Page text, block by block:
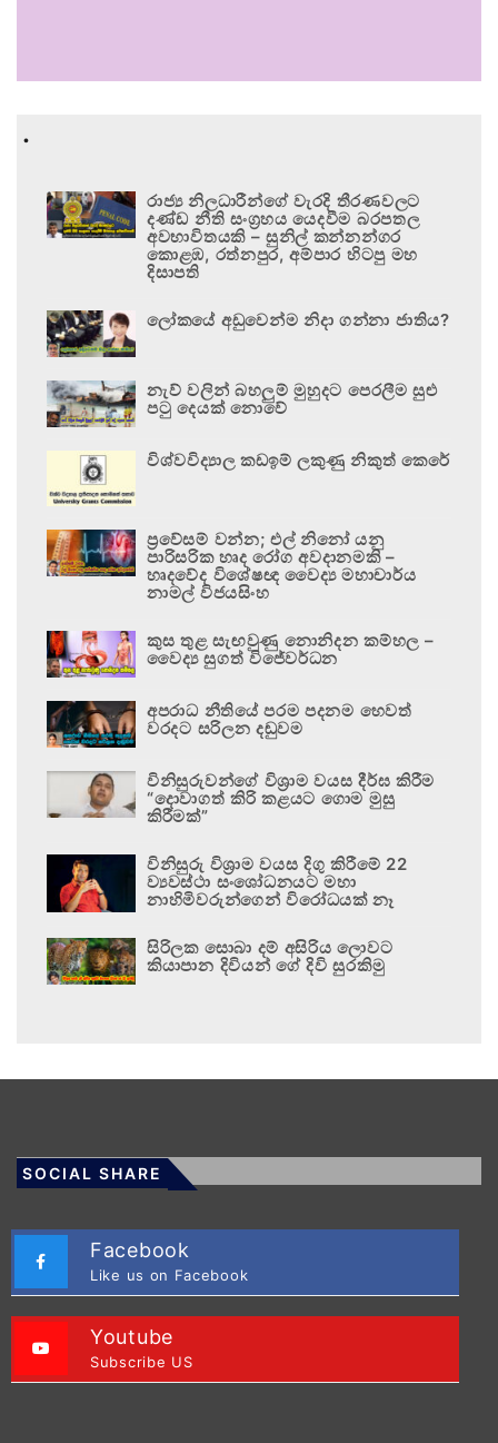
.
රාජ්‍ය නිලධාරීන්ගේ වැරදි තීරණවලට
දණ්ඩ නීති සංග්‍රහය යෙදවීම බරපතල
අවභාවිතයකි – සුනිල් කන්නන්ගර
කොළඹ, රත්නපුර, අම්පාර හිටපු මහ
දිසාපති
ලෝකයේ අඩුවෙන්ම නිදා ගන්නා ජාතිය?
නැව් වලින් බහලුම් මුහුදට පෙරලීම සුළු
පටු දෙයක් නොවේ
විශ්වවිද්‍යාල කඩඉම් ලකුණු නිකුත් කෙරේ
ප්‍රවේසම් වන්න; එල් නිනෝ යනු
පාරිසරික හෘද රෝග අවදානමකි –
හෘදවේද විශේෂඥ වෛද්‍ය මහාචාර්ය
නාමල් විජයසිංහ
කුස තුළ සැඟවුණු නොනිදන කම්හල –
වෛද්‍ය සුගත් විජේවර්ධන
අපරාධ නීතියේ පරම පදනම හෙවත්
වරදට සරිලන දඬුවම
විනිසුරුවන්ගේ විශ්‍රාම වයස දීර්ඝ කිරීම
“දොවාගත් කිරි කළයට ගොම මුසු
කිරීමක්”
විනිසුරු විශ්‍රාම වයස දිගු කිරීමේ 22
ව්‍යවස්ථා සංශෝධනයට මහා
නාහිමිවරුන්ගෙන් විරෝධයක් නෑ
සිරිලක සොබා දම් අසිරිය ලොවට
කියාපාන දිවියන් ගේ දිවි සුරකිමු
SOCIAL SHARE
Facebook
Like us on Facebook
Youtube
Subscribe US